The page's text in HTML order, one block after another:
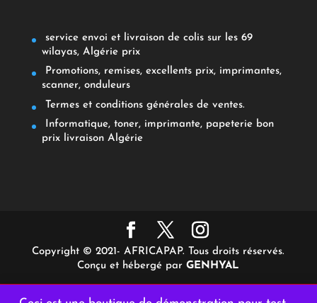
service envoi et livraison de colis sur les 69
wilayas, Algérie prix
Promotions, remises, excellents prix, imprimantes,
scanner, onduleurs
Termes et conditions générales de ventes.
Informatique, toner, imprimante, papeterie bon
prix livraison Algérie
Copyright © 2021- AFRICAPAP. Tous droits réservés.
Conçu et hébergé parGENHYAL